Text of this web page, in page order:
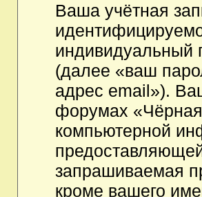
Ваша учётная
индивидуальный
(далее «ваш
адрес email»).
форумах
компьютерной
запрашиваемая
кроме вашего